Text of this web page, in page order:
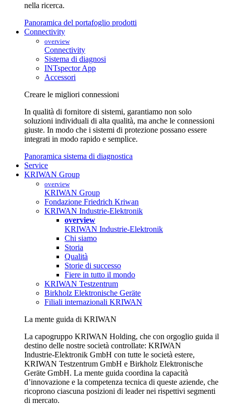
nella ricerca.
Panoramica del portafoglio prodotti
Connectivity
overview
Connectivity
Sistema di diagnosi
INTspector App
Accessori
Creare le migliori connessioni
In qualità di fornitore di sistemi, garantiamo non solo
soluzioni individuali di alta qualità, ma anche le connessioni
giuste. In modo che i sistemi di protezione possano essere
integrati in modo rapido e semplice.
Panoramica sistema di diagnostica
Service
KRIWAN Group
overview
KRIWAN Group
Fondazione Friedrich Kriwan
KRIWAN Industrie-Elektronik
overview
KRIWAN Industrie-Elektronik
Chi siamo
Storia
Qualità
Storie di successo
Fiere in tutto il mondo
KRIWAN Testzentrum
Birkholz Elektronische Geräte
Filiali internazionali KRIWAN
La mente guida di KRIWAN
La capogruppo KRIWAN Holding, che con orgoglio guida il
destino delle nostre società controllate: KRIWAN
Industrie‑Elektronik GmbH con tutte le società estere,
KRIWAN Testzentrum GmbH e Birkholz Elektronische
Geräte GmbH. La mente guida coordina la capacità
d’innovazione e la competenza tecnica di queste aziende, che
ricoprono ciascuna posizioni di leader nei rispettivi segmenti
di mercato.